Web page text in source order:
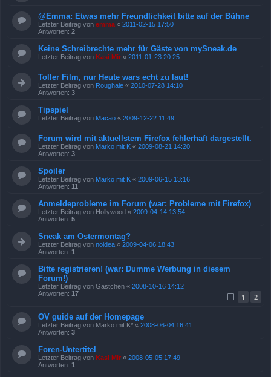
@Emma: Etwas mehr Freundlichkeit bitte auf der Bühne
Letzter Beitrag von emma « 2011-02-15 17:50
Antworten: 2
Keine Schreibrechte mehr für Gäste von mySneak.de
Letzter Beitrag von Kasi Mir « 2011-01-23 20:25
Toller Film, nur Heute wars echt zu laut!
Letzter Beitrag von Roughale « 2010-07-28 14:10
Antworten: 3
Tipspiel
Letzter Beitrag von Macao « 2009-12-22 11:49
Forum wird mit aktuellstem Firefox fehlerhaft dargestellt.
Letzter Beitrag von Marko mit K « 2009-08-21 14:20
Antworten: 3
Spoiler
Letzter Beitrag von Marko mit K « 2009-06-15 13:16
Antworten: 11
Anmeldeprobleme im Forum (war: Probleme mit Firefox)
Letzter Beitrag von Hollywood « 2009-04-14 13:54
Antworten: 5
Sneak am Ostermontag?
Letzter Beitrag von noidea « 2009-04-06 18:43
Antworten: 1
Bitte registrieren! (war: Dumme Werbung in diesem
Forum!)
Letzter Beitrag von Gästchen « 2008-10-16 14:12
Antworten: 17 1 2
OV guide auf der Homepage
Letzter Beitrag von Marko mit K* « 2008-06-04 16:41
Antworten: 3
Foren-Untertitel
Letzter Beitrag von Kasi Mir « 2008-05-05 17:49
Antworten: 1